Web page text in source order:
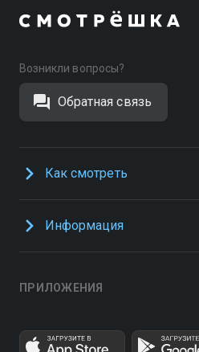
Возникли вопросы?
Обратная связь
Как смотреть
Информация
ПРИЛОЖЕНИЯ